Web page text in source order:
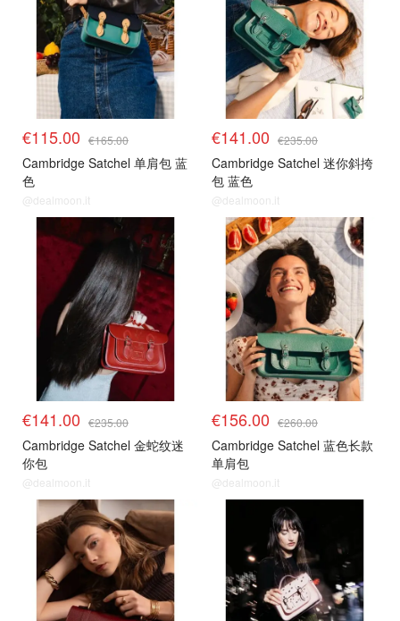
€115.00 €165.00
Cambridge Satchel 单肩包 蓝
色
@dealmoon.it
€141.00 €235.00
Cambridge Satchel 迷你斜挎
包 蓝色
@dealmoon.it
€141.00 €235.00
Cambridge Satchel 金蛇纹迷
你包
@dealmoon.it
€156.00 €260.00
Cambridge Satchel 蓝色长款
单肩包
@dealmoon.it